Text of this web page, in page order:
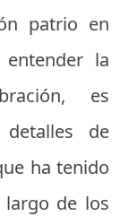
patrio en
la
es
de
ha tenido
de los